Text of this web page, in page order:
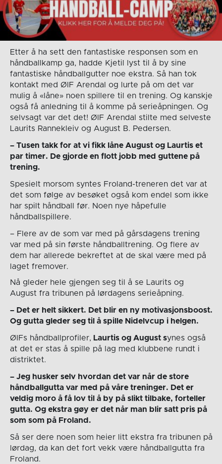
Etter å ha sett den fantastiske responsen som en
håndballkamp ga, hadde Kjetil lyst til å by sine
fantastiske håndballgutter noe ekstra. Så han tok
kontakt med ØIF Arendal og lurte på om det var
mulig å «låne» noen spillere til en trening. Og kanskje
også få anledning til å komme på serieåpningen. Og
selvsagt var det det! ØIF Arendal stilte med selveste
Laurits Rannekleiv og August B. Pedersen.
– Tusen takk for at vi fikk låne August og Laurtis et
par timer. De gjorde en flott jobb med guttene på
trening.
Spesielt morsom syntes Froland-treneren det var at
det som følge av besøket også kom endel som ikke
har spilt håndball før. Noen nye håpefulle
håndballspillere.
– Flere av de som var med på gårsdagens trening
var med på sin første håndballtrening. Og flere av
dem har allerede bekreftet at de skal være med på
laget fremover.
Nå gleder hele gjengen seg til å se Laurits og
August fra tribunen på lørdagens serieåpning.
– Det er helt sikkert. Det blir en ny motivasjonsboost.
Og gutta gleder seg til å spille Nidelvcup i helgen.
ØIFs håndballprofiler, Laurtis og August synes også
at det er stas å spille på lag med klubbene rundt i
distriktet.
– Jeg husker selv hvordan det var når de store
håndballgutta var med på våre treninger. Det er
veldig moro å få lov til å by på slikt tilbake, forteller
gutta. Og ekstra gøy er det når man blir satt pris på
som som på Froland.
Så ser dere noen som heier litt ekstra fra tribunen på
lørdag, da kan det fort vekk være håndballgutta fra
Froland.